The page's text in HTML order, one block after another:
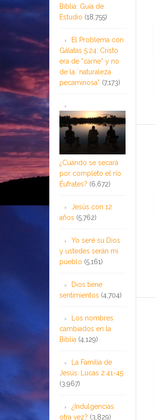
Biblia: Guía de
Estudio (18,755)
El Problema con
Gálatas 5:24: Cristo
era de “carne” y no
de la ¨naturaleza
pecaminosa” (7,173)
¿Cuándo se secará
por completo el río
Éufrates? (6,672)
Jesús con 12
años (5,762)
Yo seré su Dios
y ustedes serán mi
pueblo (5,161)
Dios tiene
sentimientos (4,704)
Los nombres
cambiados en la
Biblia (4,129)
La Familia de
Jesús: Lucas 2:41-45
(3,967)
¿Indulgencias
otra vez? (3,829)